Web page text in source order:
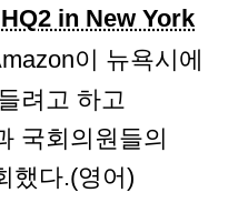
in New York
이 뉴욕시에
려고 하고
국회의원들의
했다.(영어)